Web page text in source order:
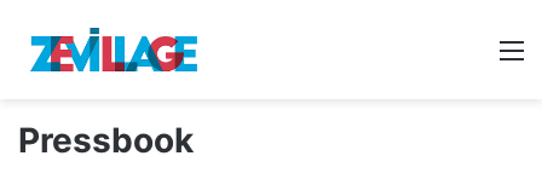
Pressbook